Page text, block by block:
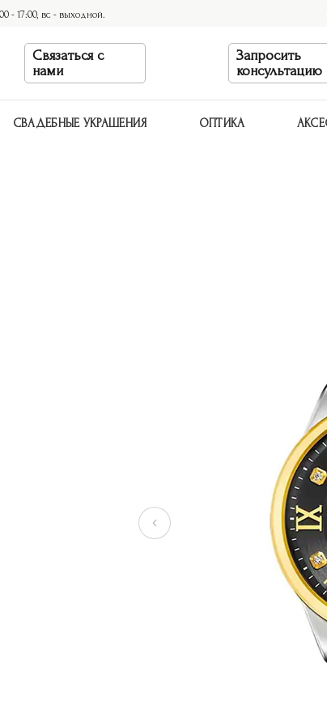
- 17:00, вс - выходной.
Связаться с
нами
Запросить
консультацию
СВАДЕБНЫЕ УКРАШЕНИЯ ОПТИКА